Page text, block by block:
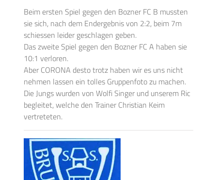
Beim ersten Spiel gegen den Bozner FC B mussten
sie sich, nach dem Endergebnis von 2:2, beim 7m
schiessen leider geschlagen geben.
Das zweite Spiel gegen den Bozner FC A haben sie
10:1 verloren.
Aber CORONA desto trotz haben wir es uns nicht
nehmen lassen ein tolles Gruppenfoto zu machen.
Die Jungs wurden von Wolfi Singer und unserem Ric
begleitet, welche den Trainer Christian Keim
vertreteten.